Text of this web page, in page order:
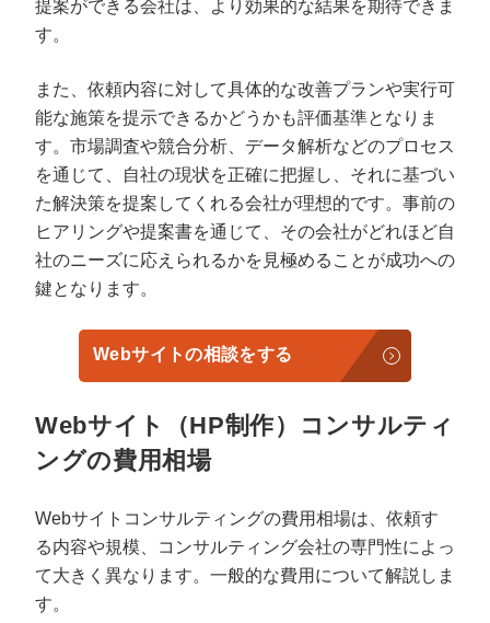
提案ができる会社は、より効果的な結果を期待できま
す。
また、依頼内容に対して具体的な改善プランや実行可
能な施策を提示できるかどうかも評価基準となりま
す。市場調査や競合分析、データ解析などのプロセス
を通じて、自社の現状を正確に把握し、それに基づい
た解決策を提案してくれる会社が理想的です。事前の
ヒアリングや提案書を通じて、その会社がどれほど自
社のニーズに応えられるかを見極めることが成功への
鍵となります。
Webサイトの相談をする
Webサイト（HP制作）コンサルティ
ングの費用相場
Webサイトコンサルティングの費用相場は、依頼す
る内容や規模、コンサルティング会社の専門性によっ
て大きく異なります。一般的な費用について解説しま
す。